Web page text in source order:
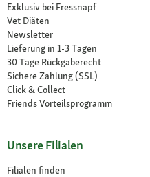
Exklusiv bei Fressnapf
Vet Diäten
Newsletter
Lieferung in 1-3 Tagen
30 Tage Rückgaberecht
Sichere Zahlung (SSL)
Click & Collect
Friends Vorteilsprogramm
Unsere Filialen
Filialen finden